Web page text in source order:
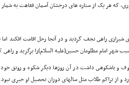
که هر یک از ستاره هاى درخشان آسمان فقاهت به
شیرازى راهى نجف گردید و در آنجا رحل اقامت افکند
شهر امام مظلومان حسین(علیه السلام)را برگزید و راهى
و باشکوهى داشت در آن روزها دیگر شکوه و رونق
از تراکم طلاب مثل سالهاى دوران تحصیل او خبرى